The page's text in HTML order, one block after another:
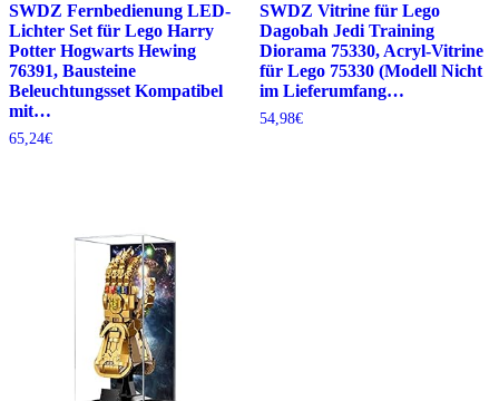
SWDZ Fernbedienung LED-
Lichter Set für Lego Harry
Potter Hogwarts Hewing
76391, Bausteine
Beleuchtungsset Kompatibel
mit…
65,24€
SWDZ Vitrine für Lego
Dagobah Jedi Training
Diorama 75330, Acryl-Vitrine
für Lego 75330 (Modell Nicht
im Lieferumfang…
54,98€